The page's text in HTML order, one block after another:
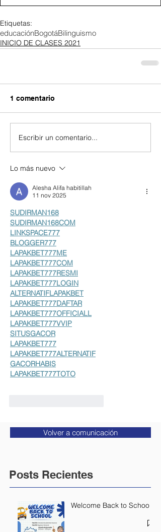
Etiquetas:
educaciónBogotáBilinguismo
INICIO DE CLASES 2021
1 comentario
Escribir un comentario...
Lo más nuevo
Alesha Alifa habitillah
11 nov 2025
SUDIRMAN168
SUDIRMAN168COM
LINKSPACE777
BLOGGER777
LAPAKBET777ME
LAPAKBET777COM
LAPAKBET777RESMI
LAPAKBET777LOGIN
ALTERNATIFLAPAKBET
LAPAKBET777DAFTAR
LAPAKBET777OFFICIALL
LAPAKBET777VVIP
SITUSGACOR
LAPAKBET777
LAPAKBET777ALTERNATIF
GACORHABIS
LAPAKBET777TOTO
Volver a comunicación
Posts Recientes
Welcome Back to School